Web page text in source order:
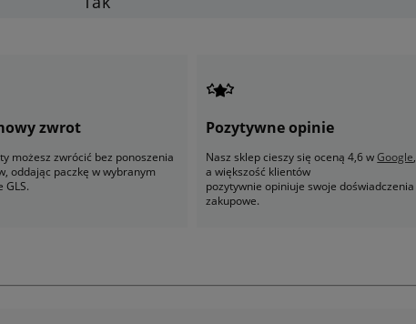
zwrot
możesz zwrócić bez ponoszenia
oddając paczkę w wybranym
GLS.
Pozytywne opinie
Nasz sklep cieszy się oceną 4,6 wGoogle,
a większość klientów
pozytywnie opiniuje swoje doświadczenia
zakupowe.